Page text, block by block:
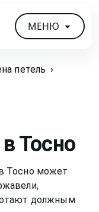
МЕНЮ
петель ›
в Тосно
Тосно может
должным